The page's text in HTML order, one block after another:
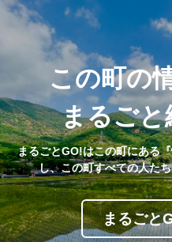
この町の
まるごと
まるごとGO!はこの町にある
し、この町すべての人た
まるごと